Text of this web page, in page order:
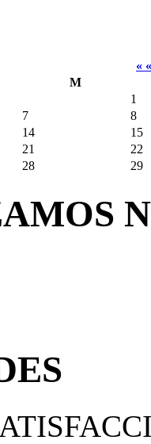
«
M
1
7
8
14
15
21
22
28 29